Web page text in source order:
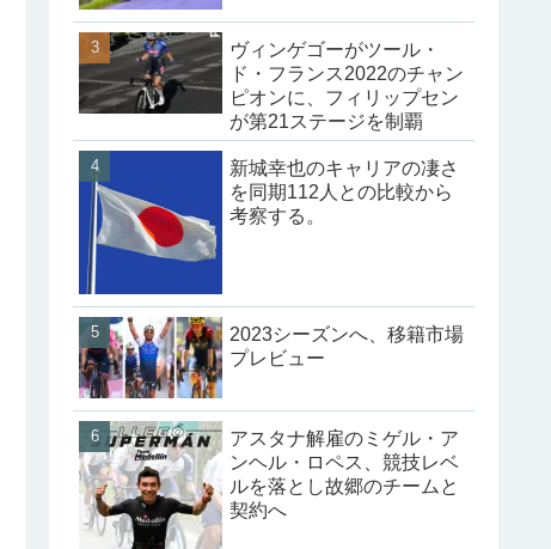
ヴィンゲゴーがツール・
ド・フランス2022のチャン
ピオンに、フィリップセン
が第21ステージを制覇
新城幸也のキャリアの凄さ
を同期112人との比較から
考察する。
2023シーズンへ、移籍市場
プレビュー
アスタナ解雇のミゲル・ア
ンヘル・ロペス、競技レベ
ルを落とし故郷のチームと
契約へ